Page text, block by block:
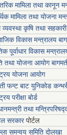
मामिला तथा कानून
मामिला तथा योजना
व्यवस्था कृषि तथा
विकास मन्त्रालय
पूर्वाधार विकास
तथा योजना आयोग
योजना आयोग
फन्ट बाट युनिकोड
परीक्षा बोर्ड
तथा
सरकारपोर्टल
समन्वय समिति दोलखा